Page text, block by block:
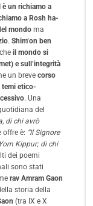
un richiamo a
a Rosh ha-
mondo ma
. Shim‘on ben
il mondo si
e sull’integrità
un breve corso
temi etico-
. Una
del
di chi avrò
offre è: “Il Signore
Kippur; di chi
dei poemi
sono stati
rav Amram Gaon
storia della
(tra IX e X